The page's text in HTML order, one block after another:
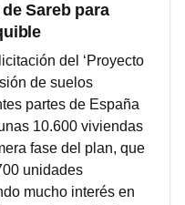
Sareb para
del ‘Proyecto
de suelos
partes de España
10.600 viviendas
fase del plan, que
unidades
mucho interés en